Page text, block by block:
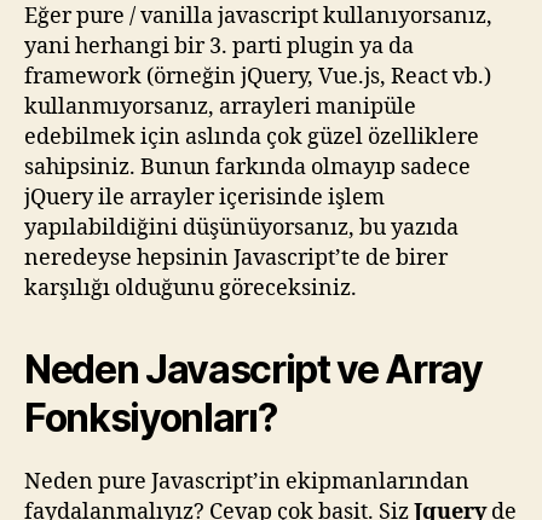
Eğer pure / vanilla javascript kullanıyorsanız,
yani herhangi bir 3. parti plugin ya da
framework (örneğin jQuery, Vue.js, React vb.)
kullanmıyorsanız, arrayleri manipüle
edebilmek için aslında çok güzel özelliklere
sahipsiniz. Bunun farkında olmayıp sadece
jQuery ile arrayler içerisinde işlem
yapılabildiğini düşünüyorsanız, bu yazıda
neredeyse hepsinin Javascript’te de birer
karşılığı olduğunu göreceksiniz.
Neden Javascript ve Array
Fonksiyonları?
Neden pure Javascript’in ekipmanlarından
faydalanmalıyız? Cevap çok basit. SizJqueryde